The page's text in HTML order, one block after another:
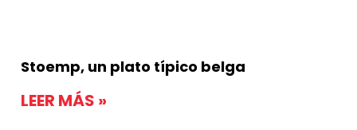
Stoemp, un plato típico belga
LEER MÁS »